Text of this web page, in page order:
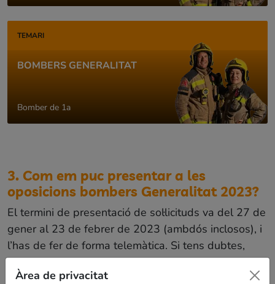
TEMARI
BOMBERS GENERALITAT
Bomber de 1a
3. Com em puc presentar a les
oposicions bombers Generalitat 2023?
El termini de presentació de sol·licituds va del 27 de
gener al 23 de febrer de 2023 (ambdós inclosos), i
l’has de fer de forma telemàtica. Si tens dubtes,
pots contactar aconvocatoriesbombers@gencat.cat
i els hi preguntes el que necessitis.
Àrea de privacitat